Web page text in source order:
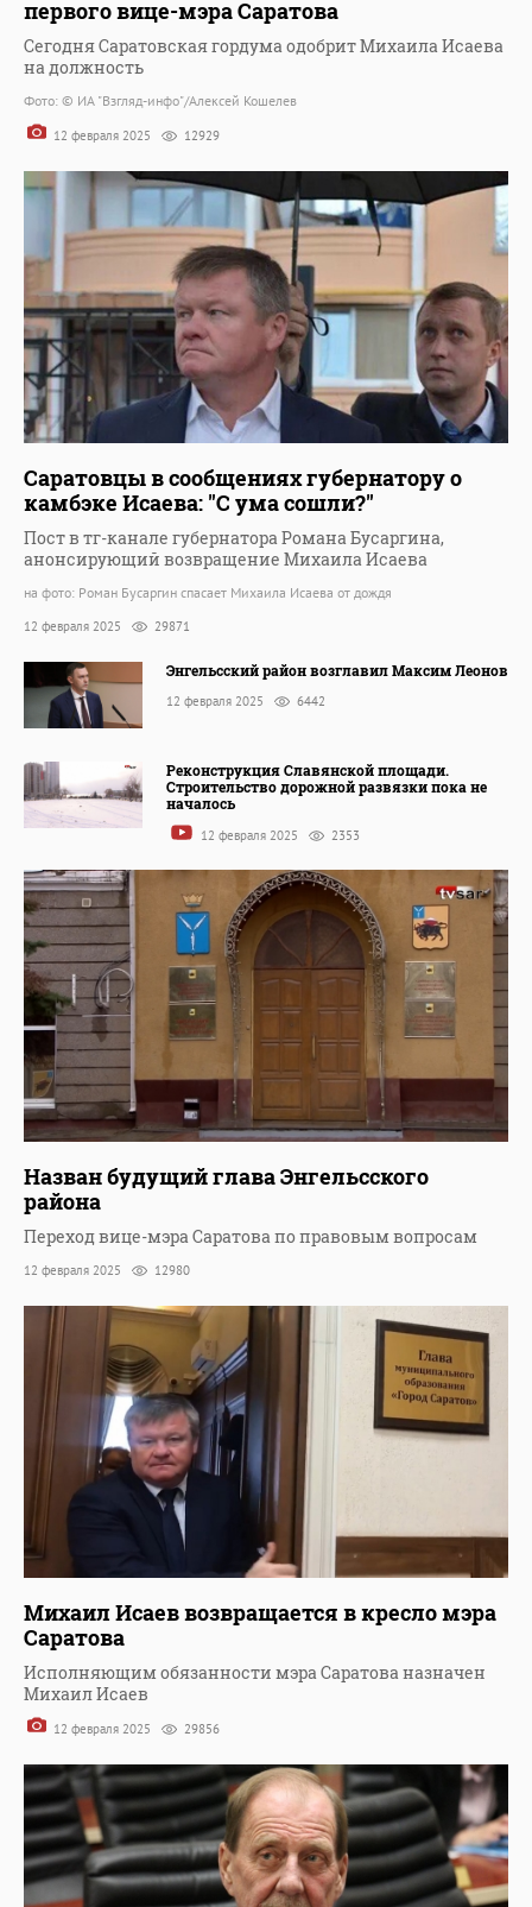
первого вице-мэра Саратова
Сегодня Саратовская гордума одобрит Михаила Исаева
на должность
Фото: © ИА "Взгляд-инфо"/Алексей Кошелев
12 февраля 2025 12929
Саратовцы в сообщениях губернатору о
камбэке Исаева: "С ума сошли?"
Пост в тг-канале губернатора Романа Бусаргина,
анонсирующий возвращение Михаила Исаева
на фото: Роман Бусаргин спасает Михаила Исаева от дождя
12 февраля 2025 29871
Энгельсский район возглавил Максим Леонов
12 февраля 2025 6442
Реконструкция Славянской площади.
Строительство дорожной развязки пока не
началось
12 февраля 2025 2353
Назван будущий глава Энгельсского
района
Переход вице-мэра Саратова по правовым вопросам
12 февраля 2025 12980
Михаил Исаев возвращается в кресло мэра
Саратова
Исполняющим обязанности мэра Саратова назначен
Михаил Исаев
12 февраля 2025 29856